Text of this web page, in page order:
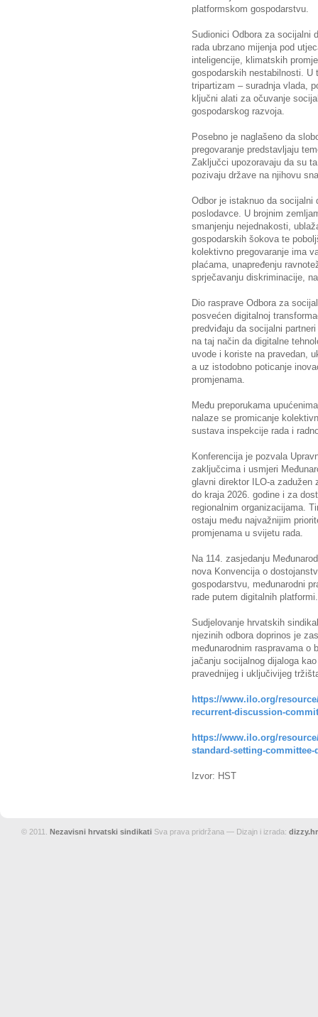
platformskom gospodarstvu.
Sudionici Odbora za socijalni
rada ubrzano mijenja pod
inteligencije, klimatskih
gospodarskih nestabilnosti.
tripartizam – suradnja vlada,
ključni alati za očuvanje
gospodarskog razvoja.
Posebno je naglašeno da
pregovaranje predstavljaju
Zaključci upozoravaju da su
pozivaju države na njihovu
Odbor je istaknuo da socijalni
poslodavce. U brojnim
smanjenju nejednakosti,
gospodarskih šokova te
kolektivno pregovaranje ima
plaćama, unapređenju
sprječavanju diskriminacije,
Dio rasprave Odbora za
posvećen digitalnoj
predviđaju da socijalni
na taj način da digitalne
uvode i koriste na pravedan,
a uz istodobno poticanje
promjenama.
Među preporukama
nalaze se promicanje
sustava inspekcije rada i
Konferencija je pozvala
zaključcima i usmjeri
glavni direktor ILO-a zadužen
do kraja 2026. godine i za
regionalnim organizacijama.
ostaju među najvažnijim
promjenama u svijetu rada.
Na 114. zasjedanju
nova Konvencija o
gospodarstvu, međunarodni
rade putem digitalnih platformi.
Sudjelovanje hrvatskih
njezinih odbora doprinos je
međunarodnim raspravama o
jačanju socijalnog dijaloga
pravednijeg i uključivijeg
https://www.ilo.org/
recurrent-discussion-
https://www.ilo.org/
standard-setting-
Izvor: HST
© 2011. Nezavisni hrvatski sindikati Sva prava pridržana — Dizajn i izrada: dizzy.hr